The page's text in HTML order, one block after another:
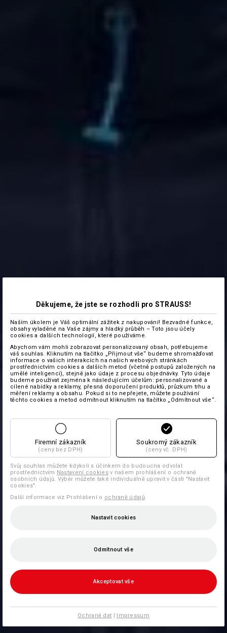
Děkujeme, že jste se rozhodli pro STRAUSS!
Naším úkolem je Váš optimální zážitek z nakupování! Bezvadné funkce,
obsahy vyladěné na Vaše zájmy a hladký průběh – Toto jsou účely
cookies a dalších technologií, které používáme.
Abychom vám mohli zobrazovat personalizovaný obsah, potřebujeme
váš souhlas. Kliknutím na tlačítko „Přijmout vše“ budeme shromažďovat
informace o vašich interakcích na našich webových stránkách
prostřednictvím cookies a dalších metod (včetně postupů založených na
umělé inteligenci), stejně jako údaje z procesu objednávky. Tyto údaje
budeme používat zejména k následujícím účelům: personalizované a
cílené nabídky a reklamy, přesná doporučení produktů, průzkum trhu a
měření reklamy a obsahu. Pokud si to nepřejete, můžete používání
těchto cookies a metod odmítnout kliknutím na tlačítko „Odmítnout vše“.
Firemní zákazník
(ceny bez DPH)
Soukromý zákazník
(ceny vč. DPH)
Svůj souhlas můžete kdykoli s účinkem do budoucna odvolat
prostřednictvím Nastavení cookiesv našem prohlášení o ochraně
osobních údajů. Výběr můžete také individuálně upravit v části "Nastavit
cookies".
Další informace viz Prohlášení o ochraně údajů.
Nastavit cookies
Odmítnout vše
Akceptovat vše
Ochraně dat | Impressum